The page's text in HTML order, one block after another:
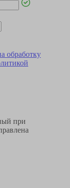
обработку
при